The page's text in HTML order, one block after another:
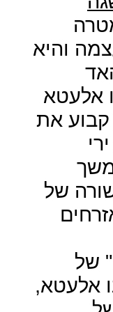
והיא
אלעטא
קבוע את
של
של
אלעטא,